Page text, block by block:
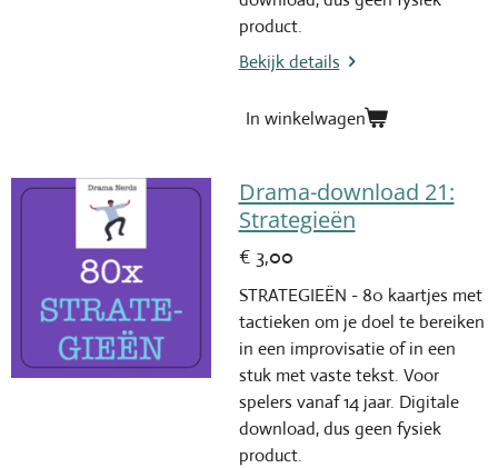
product.
Bekijk details
In winkelwagen
Drama-download 21:
Strategieën
€ 3,00
STRATEGIEËN - 80 kaartjes met
tactieken om je doel te bereiken
in een improvisatie of in een
stuk met vaste tekst. Voor
spelers vanaf 14 jaar. Digitale
download, dus geen fysiek
product.